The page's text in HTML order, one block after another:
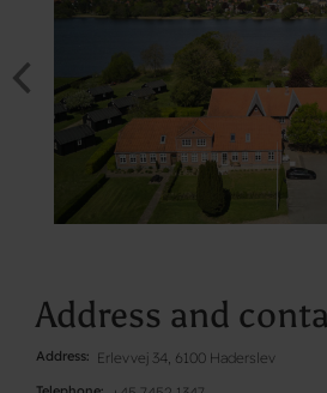
Address and
Address Erlevvej 34, 6100 Haderslev